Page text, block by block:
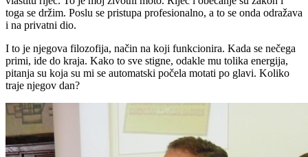
toga se držim. Poslu se pristupa profesionalno, a to se onda odražava
i na privatni dio.
I to je njegova filozofija, način na koji funkcionira. Kada se nečega
primi, ide do kraja. Kako to sve stigne, odakle mu tolika energija,
pitanja su koja su mi se automatski počela motati po glavi. Koliko
traje njegov dan?